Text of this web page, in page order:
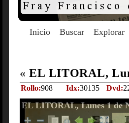
Inicio Buscar Explorar
« EL LITORAL,
Rollo:908 Idx:30135 Dvd:
EL LITORAL, Lunes 1 de